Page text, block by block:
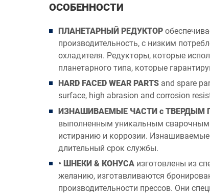
ОСОБЕННОСТИ
ПЛАНЕТАРНЫЙ РЕДУКТОР
производительность, с низким
охладителя. Редукторы, которые
планетарного типа, которые
HARD FACED WEAR PARTSand spare
surface, high abrasion and corrosion
ИЗНАШИВАЕМЫЕ ЧАСТИ с ТВЕРДЫМ
выполненным уникальным сварочным
истиранию и коррозии.
длительный срок службы.
• ШНЕКИ & КОНУСА изготовлены из
желанию, изготавливаются
производительности прессов. Они